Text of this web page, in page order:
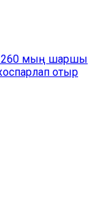
260 мың шаршы
отыр